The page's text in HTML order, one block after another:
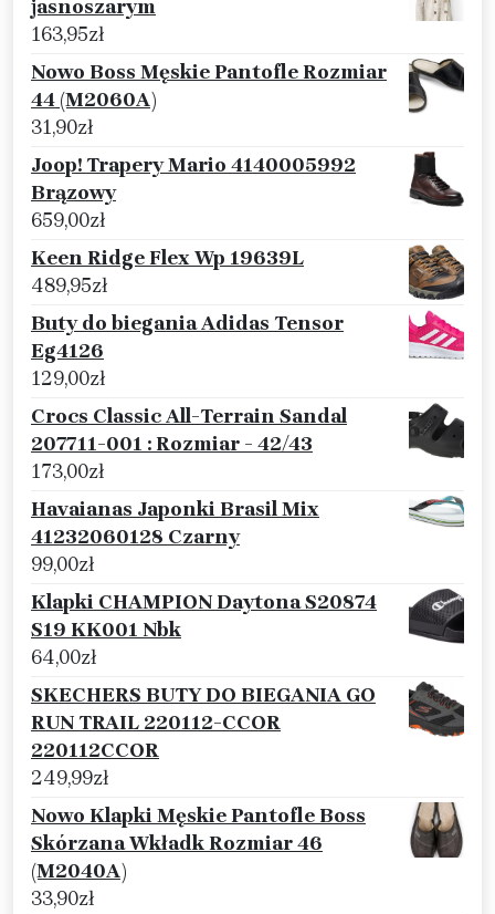
jasnoszarym
163,95zł
Nowo Boss Męskie Pantofle Rozmiar
44 (M2060A)
31,90zł
Joop! Trapery Mario 4140005992
Brązowy
659,00zł
Keen Ridge Flex Wp 19639L
489,95zł
Buty do biegania Adidas Tensor
Eg4126
129,00zł
Crocs Classic All-Terrain Sandal
207711-001 : Rozmiar - 42/43
173,00zł
Havaianas Japonki Brasil Mix
41232060128 Czarny
99,00zł
Klapki CHAMPION Daytona S20874
S19 KK001 Nbk
64,00zł
SKECHERS BUTY DO BIEGANIA GO
RUN TRAIL 220112-CCOR
220112CCOR
249,99zł
Nowo Klapki Męskie Pantofle Boss
Skórzana Wkładk Rozmiar 46
(M2040A)
33,90zł